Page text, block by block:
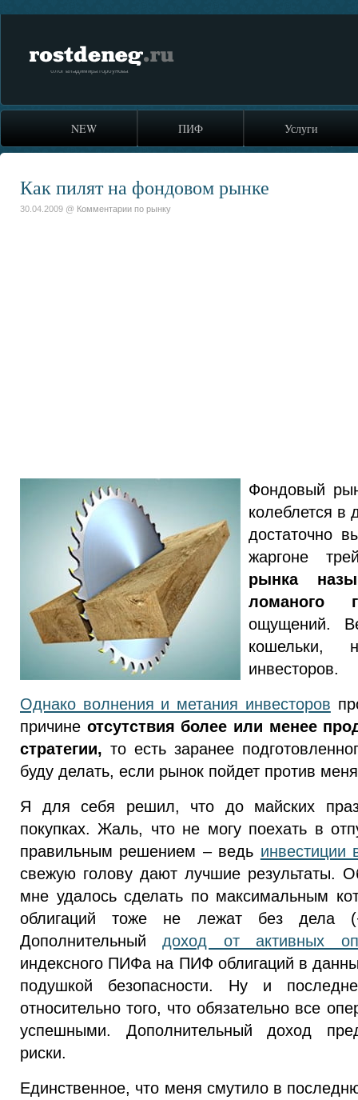
rostdeneg.ru
блог владимира горбунова
NEW ПИФ Услуги
Как пилят на фондовом рынке
30.04.2009 @ Комментарии по рынку
Фондовый
колеблется в
достаточно
жаргоне
рынка
ломаного
ощущений.
кошельки,
инвесторов.
Однако волнения и метания инвесторов
причине отсутствия более или менее
стратегии, то есть заранее
буду делать, если рынок пойдет против
Я для себя решил, что до майских
покупках. Жаль, что не могу поехать в
правильным решением – ведь инвестиции
свежую голову дают лучшие результаты.
мне удалось сделать по максимальным
облигаций тоже не лежат без дела
Дополнительныйдоход от активных
индексного ПИФа на ПИФ облигаций в
подушкой безопасности. Ну и
относительно того, что обязательно все
успешными. Дополнительный доход
риски.
Единственное, что меня смутило в